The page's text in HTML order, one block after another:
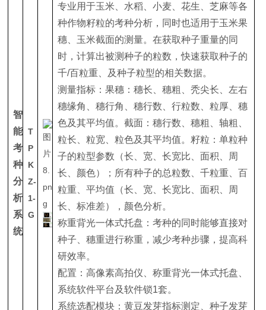
智
能
考
种
分
析
系
统
T
P
K
Z-
1-
G
专业用于玉米、水稻、小麦、花生、芝麻等各
种作物籽粒的考种分析，同时也适用于玉米果
穗、玉米截面的测量。在获取种子重量的同
时，计算出被测种子的粒数，快速获取种子的
千/百粒重、及种子粒型的相关数据。
测量指标：果穗：穗长、穗粗、秃尖长、左右
穗缘角、穗行角、穗行数、行粒数、粒厚、穗
色及其平均值。截面：穗行数、穗粗、轴粗、
粒长、粒宽、粒色及其平均值。籽粒：单粒种
子的粒型参数（长、宽、长宽比、面积、周
长、颜色）；所有种子的总粒数、千粒重、百
粒重、平均值（长、宽、长宽比、面积、周
长、标准差），颜色分析。
称重背光一体式托盘：考种的同时能够直接对
种子、穗重进行称重，减少考种步骤，提高科
研效率。
配置：高像素高拍仪、称重背光一体式托盘、
系统软件平台及软件锁1套。
系统选配模块：黄豆发芽指标测定、种子发芽